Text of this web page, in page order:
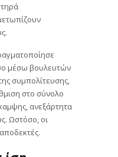
μέσω βουλευτών
συμπολίτευσης,
στο σύνολο
ανεξάρτητα
Ωστόσο, οι